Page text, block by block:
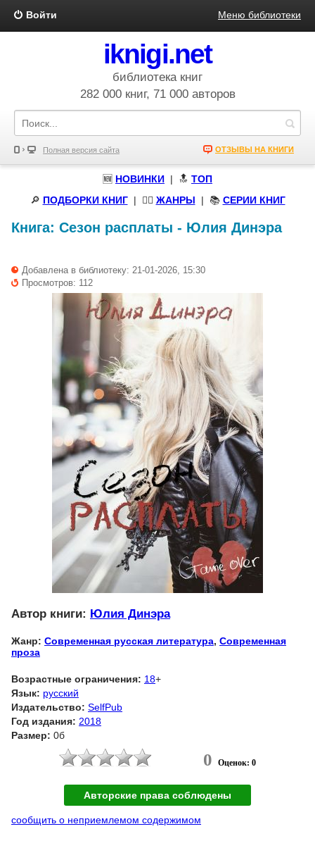
Войти Меню библиотеки
iknigi.net
библиотека книг
282 000 книг, 71 000 авторов
Полная версия сайта ОТЗЫВЫ НА КНИГИ
🆕 НОВИНКИ | 🔝 ТОП
🔎 ПОДБОРКИ КНИГ| 🧝‍♀️ ЖАНРЫ | 📚 СЕРИИ КНИГ
Книга: Сезон расплаты - Юлия Динэра
Добавлена в библиотеку: 21-01-2026, 15:30
Просмотров: 112
Автор книги: Юлия Динэра
Жанр: Современная русская литература, Современная
проза
Возрастные ограничения: 18+
Язык: русский
Издательство: SelfPub
Год издания: 2018
Размер: 0б
0 Оценок: 0
Авторские права соблюдены
сообщить о неприемлемом содержимом